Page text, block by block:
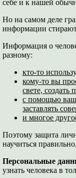
себе и к нашей
Но на самом деле
информации
Информация о
разному:
кто-то
кому-то вы
свете,
с помощью
заставлять
и многое
Поэтому защита
научиться
Персональные
узнать человека в